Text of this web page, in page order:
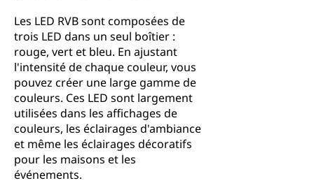
Les LED RVB sont composées de
trois LED dans un seul boîtier :
rouge, vert et bleu. En ajustant
l'intensité de chaque couleur, vous
pouvez créer une large gamme de
couleurs. Ces LED sont largement
utilisées dans les affichages de
couleurs, les éclairages d'ambiance
et même les éclairages décoratifs
pour les maisons et les
événements.